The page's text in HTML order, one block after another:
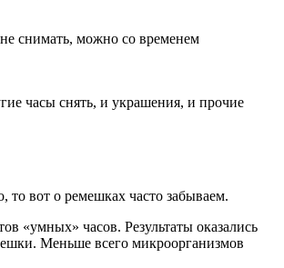
снимать, можно со временем
часы снять, и украшения, и прочие
вот о ремешках часто забываем.
«умных» часов. Результаты оказались
Меньше всего микроорганизмов